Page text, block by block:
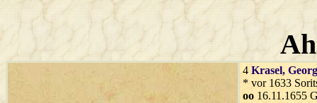
4 Krasel, Georg
* vor 1633
oo 16.11.1655